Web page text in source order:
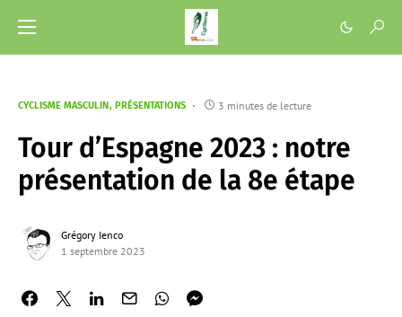
CYCLISME MASCULIN PRÉSENTATIONS 3 minutes de lecture
Tour d’Espagne 2023 : notre
présentation de la 8e étape
Grégory Ienco
1 septembre 2023